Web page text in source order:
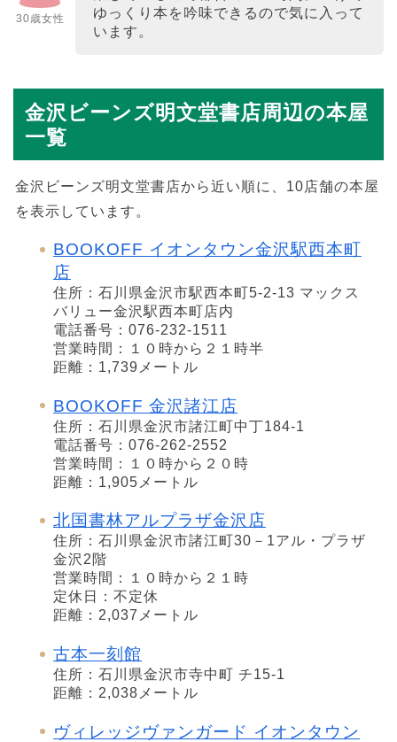
30歳女性
ゆっくり本を吟味できるので気に入って
います。
金沢ビーンズ明文堂書店周辺の本屋
一覧
金沢ビーンズ明文堂書店から近い順に、10店舗の本屋
を表示しています。
BOOKOFF イオンタウン金沢駅西本町
店
住所：石川県金沢市駅西本町5-2-13 マックス
バリュー金沢駅西本町店内
電話番号：076-232-1511
営業時間：１０時から２１時半
距離：1,739メートル
BOOKOFF 金沢諸江店
住所：石川県金沢市諸江町中丁184-1
電話番号：076-262-2552
営業時間：１０時から２０時
距離：1,905メートル
北国書林アルプラザ金沢店
住所：石川県金沢市諸江町30－1アル・プラザ
金沢2階
営業時間：１０時から２１時
定休日：不定休
距離：2,037メートル
古本一刻館
住所：石川県金沢市寺中町 チ15-1
距離：2,038メートル
ヴィレッジヴァンガード イオンタウン